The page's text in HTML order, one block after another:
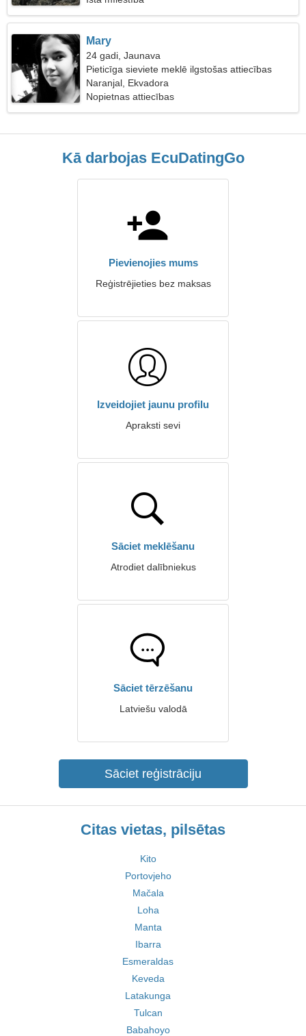
Mary
24 gadi, Jaunava
Pieticīga sieviete meklē ilgstošas attiecības
Naranjal, Ekvadora
Nopietnas attiecības
Kā darbojas EcuDatingGo
Pievienojies mums
Reģistrējieties bez maksas
Izveidojiet jaunu profilu
Apraksti sevi
Sāciet meklēšanu
Atrodiet dalībniekus
Sāciet tērzēšanu
Latviešu valodā
Sāciet reģistrāciju
Citas vietas, pilsētas
Kito
Portovjeho
Mačala
Loha
Manta
Ibarra
Esmeraldas
Keveda
Latakunga
Tulcan
Babahoyo